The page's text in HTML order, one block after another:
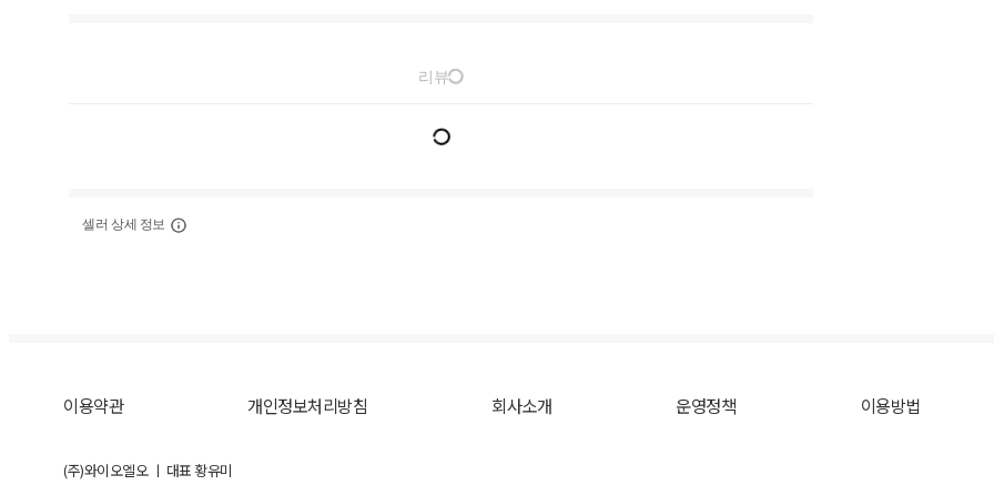
리뷰
셀러 상세 정보
이용약관 개인정보처리방침 회사소개 운영정책 이용방법
(주)와이오엘오 ㅣ 대표 황유미